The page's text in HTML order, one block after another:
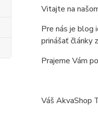
Vitajte na
Pre nás je blog
prinášať články
Prajeme Vám
Váš AkvaShop